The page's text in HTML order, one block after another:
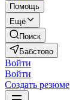
Помощь
Ещё
Поиск
Бабстово
Войти
Войти
Создать резюме